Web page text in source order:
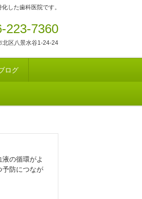
した歯科医院です。
223-7360
区八景水谷1-24-24
ログ
の循環がよ
予防につなが